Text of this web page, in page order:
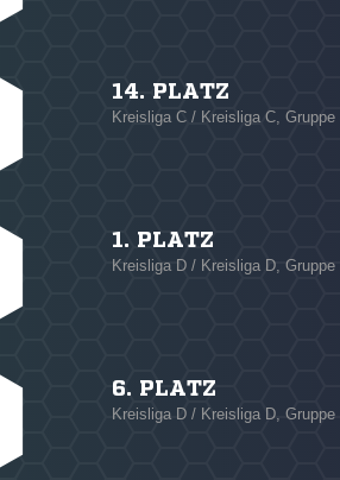
14. PLATZ
Kreisliga C / Kreisliga C, Gruppe
1. PLATZ
Kreisliga D / Kreisliga D, Gruppe
6. PLATZ
Kreisliga D / Kreisliga D, Gruppe